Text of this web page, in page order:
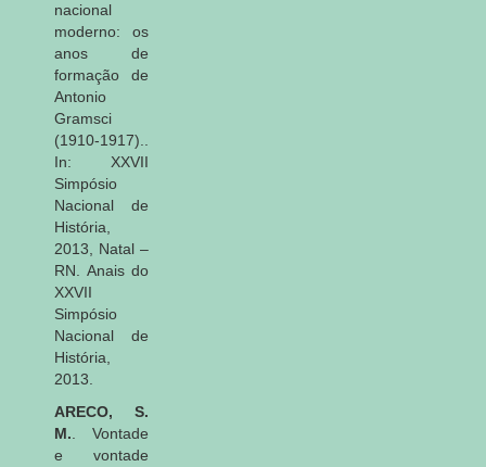
nacional
moderno: os
anos de
formação de
Antonio
Gramsci
(1910-1917)..
In: XXVII
Simpósio
Nacional de
História,
2013, Natal –
RN. Anais do
XXVII
Simpósio
Nacional de
História,
2013.
ARECO, S.
M. . Vontade
e vontade